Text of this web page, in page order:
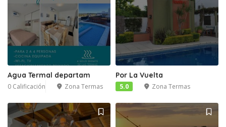
Agua Termal departam
0 Calificación Zona Termas
Por La Vuelta
5.0 Zona Termas